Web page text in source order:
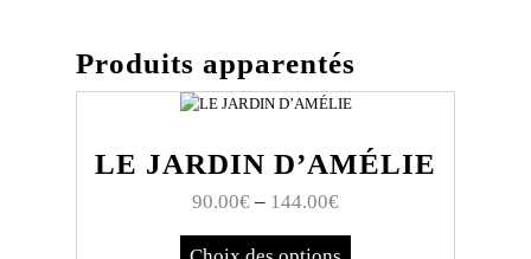
Produits apparentés
LE JARDIN D’AMÉLIE
90.00€ – 144.00€